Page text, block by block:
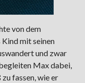
von dem
mit seinen
und zwar
Max dabei,
fassen, wie er